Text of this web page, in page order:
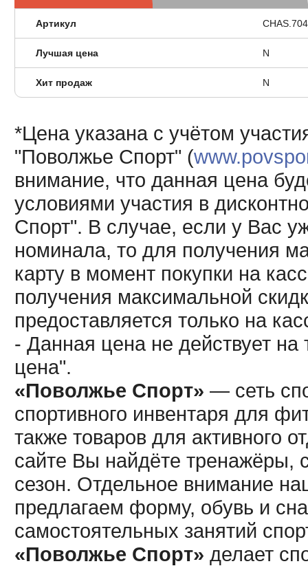
Артикул
Лучшая цена N
Хит продаж N
*Цена указана с учётом
"Поволжье Спорт" (
внимание, что данная цена
условиями участия в
Спорт". В случае, если у Вас
номинала, то для получения
карту в момент покупки на
получения максимальной
предоставляется только на
- Данная цена не действует
цена".
«Поволжье Спорт» — сеть
спортивного инвентаря для
также товаров для активного
сайте Вы найдёте тренажёры,
сезон. Отдельное внимание
предлагаем форму, обувь и
самостоятельных занятий
«Поволжье Спорт» делает